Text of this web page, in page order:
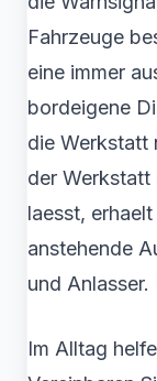
Fahrzeuge
eine immer
bordeigene
die Werkstatt
der Werkstatt
laesst,
anstehende
und Anlasser.
Im Alltag